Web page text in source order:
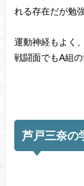
れる存在だが勉
運動神経もよく
戦闘面でもA組
芦戸三奈の